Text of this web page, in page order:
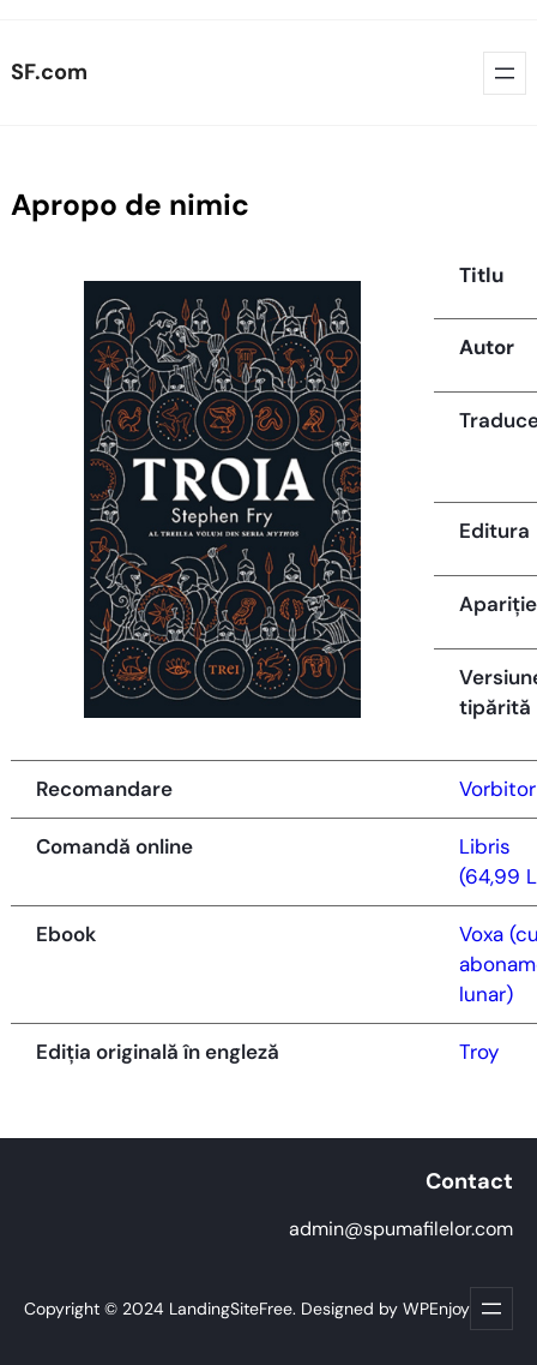
to
SF.com
Apropo de nimic
Titlu
Autor
Editura
Apariție
tipărită
Recomandare
Comandă online
Libris
(64,99
Ebook
Voxa
lunar)
Ediția originală în engleză Troy
Contact
admin@spumafilelor.com
Copyright © 2024 LandingSiteFree. Designed by WPEnjoy